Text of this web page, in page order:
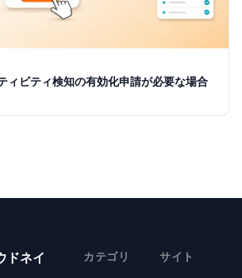
ィビティ検知の有効化申請が必要な場合
ドネイ
カテゴリ
サイト